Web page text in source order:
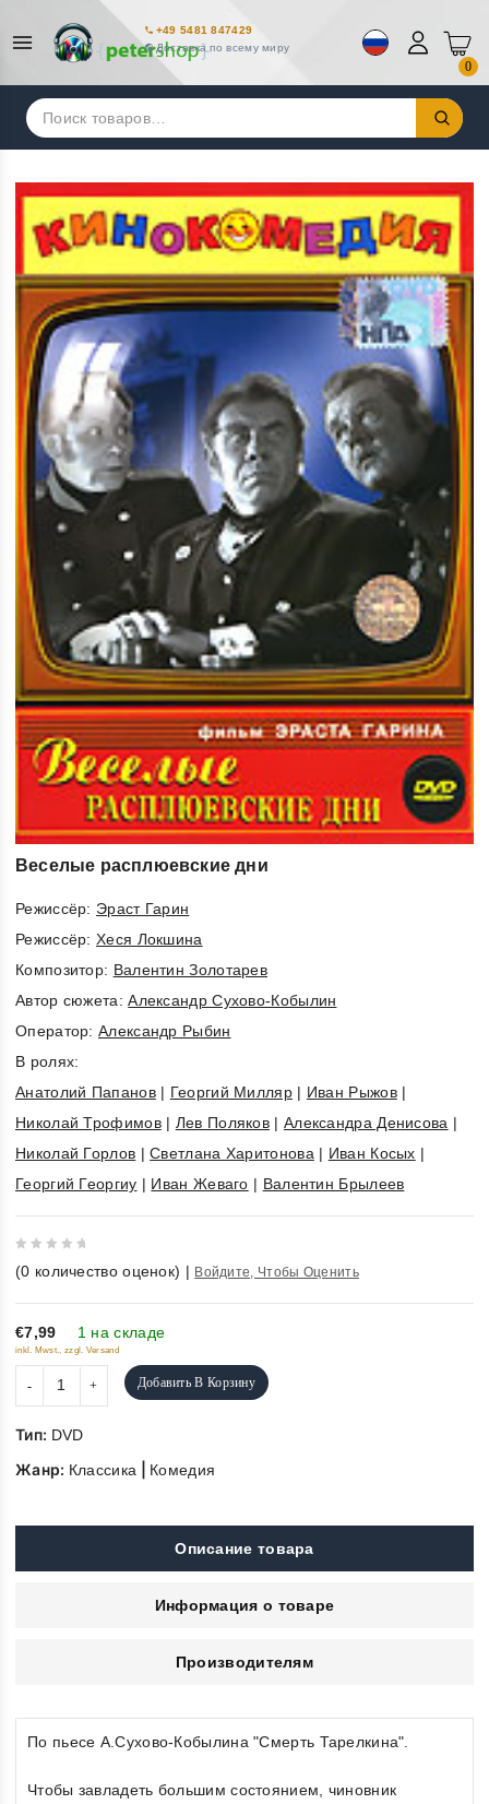
+49 5481 847429
Доставка по всему миру
0
Искать:
Веселые расплюевские дни
Режиссёр: Эраст Гарин
Режиссёр:Хеся Локшина
Композитор: Валентин Золотарев
Автор сюжета:Александр Сухово-Кобылин
Оператор:Александр Рыбин
В ролях:
Анатолий Папанов| Георгий Милляр| Иван Рыжов|
Николай Трофимов| Лев Поляков | Александра Денисова |
Николай Горлов |Светлана Харитонова| Иван Косых |
Георгий Георгиу | Иван Жеваго | Валентин Брылеев
out
of
5
(0 количество оценок) | Войдите, Чтобы Оценить
€7,99 1 на складе
inkl. Mwst., zzgl. Versand
Добавить В Корзину
Тип: DVD
Жанр: Классика Комедия
Описание товара
Информация о товаре
Производителям
По пьесе А.Сухово-Кобылина "Смерть Тарелкина".
Чтобы завладеть большим состоянием, чиновник